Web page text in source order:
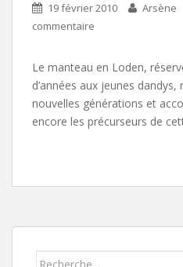
19 février 2010 Arsène
commentaire
Le manteau en Loden,
d’années aux jeunes
nouvelles générations et
encore les précurseurs de
Search